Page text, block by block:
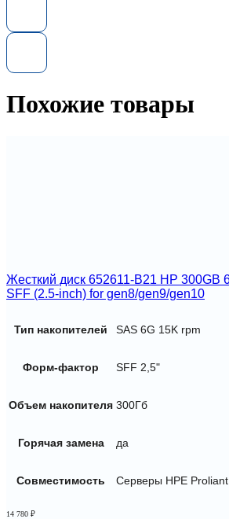
P19917-
G10
2.5
Похожие товары
Жесткий диск 652611-B21 HP 300GB
SFF (2.5-inch) for gen8/gen9/gen10
Тип накопителей SAS 6G 15K rpm
Форм-фактор SFF 2,5"
Объем накопителя 300Гб
Горячая замена да
Совместимость Серверы HPE
14 780 ₽